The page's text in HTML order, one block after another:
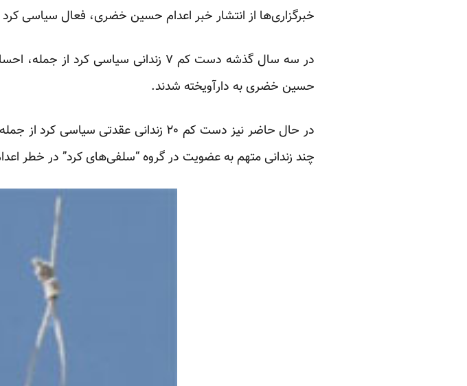
خبرگزاری‌ها از انتشار خبر اعدام حسین خضری، فعال سیاسی کرد که در دی ماه سال
در سه سال گذشه دست کم ۷ زندانی سیاسی
حسین خضری به دارآویخته شدند.
در حال حاضر نیز دست کم ۲۰ زندانی عقدتی
چند زندانی متهم به عضویت در گروه “سلفی‌های کرد” در خطر